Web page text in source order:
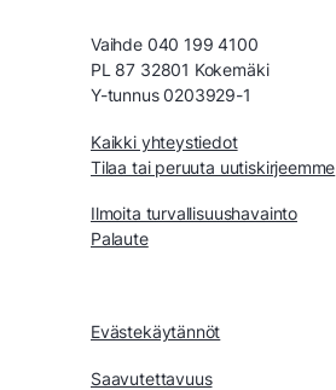
Vaihde 040 199 4100
PL 87 32801 Kokemäki
Y-tunnus 0203929-1
Kaikki yhteystiedot
Tilaa tai peruuta uutiskirjeemme
Ilmoita turvallisuushavainto
Palaute
Evästekäytännöt
Saavutettavuus